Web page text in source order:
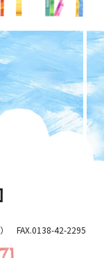
） FAX.0138-42-2295